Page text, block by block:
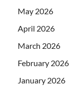
May 2026
April 2026
March 2026
February 2026
January 2026